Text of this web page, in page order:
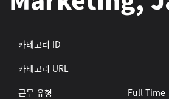
카테고리 ID
카테고리 URL
근무 유형
Full Time